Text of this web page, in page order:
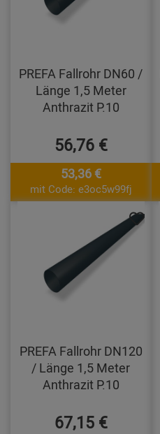
PREFA Fallrohr DN60 /
Länge 1,5 Meter
Anthrazit P.10
56,76 €
53,36 €
mit Code: e3oc5w99fj
PREFA Fallrohr DN120
/ Länge 1,5 Meter
Anthrazit P.10
67,15 €